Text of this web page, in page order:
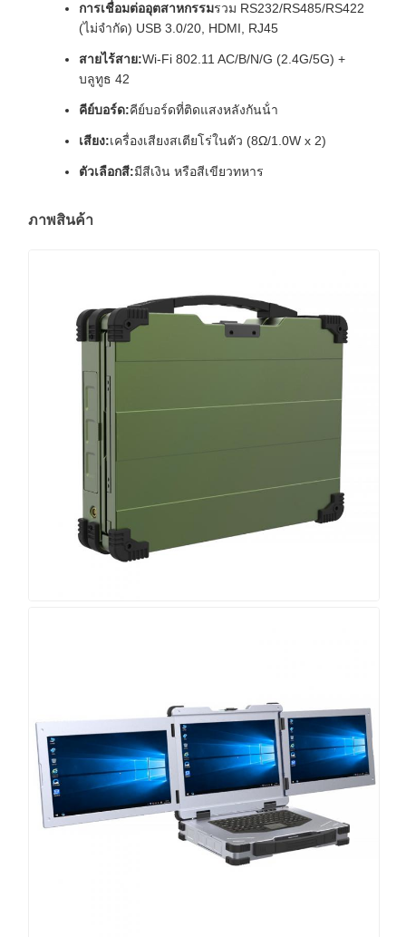
การเชื่อมต่ออุตสาหกรรมรวม RS232/RS485/RS422
(ไม่จํากัด) USB 3.0/20, HDMI, RJ45
สายไร้สาย:Wi-Fi 802.11 AC/B/N/G (2.4G/5G) +
บลูทูธ 42
คีย์บอร์ด:คีย์บอร์ดที่ติดแสงหลังกันน้ํา
เสียง:เครื่องเสียงสเตียโร่ในตัว (8Ω/1.0W x 2)
ตัวเลือกสี:มีสีเงิน หรือสีเขียวทหาร
ภาพสินค้า